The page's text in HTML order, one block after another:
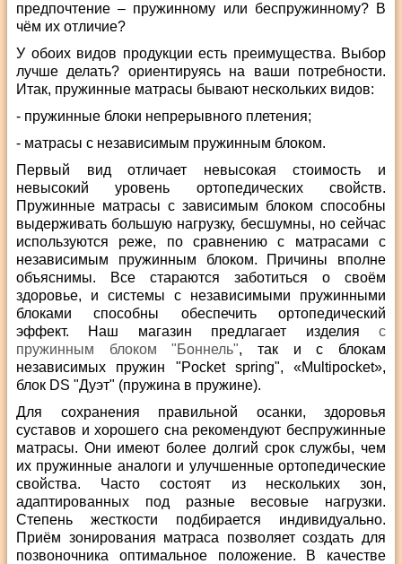
предпочтение – пружинному или беспружинному? В
чём их отличие?
У обоих видов продукции есть преимущества. Выбор
лучше делать? ориентируясь на ваши потребности.
Итак, пружинные матрасы бывают нескольких видов:
- пружинные блоки непрерывного плетения;
- матрасы с независимым пружинным блоком.
Первый вид отличает невысокая стоимость и
невысокий уровень ортопедических свойств.
Пружинные матрасы с зависимым блоком способны
выдерживать большую нагрузку, бесшумны, но сейчас
используются реже, по сравнению с матрасами с
независимым пружинным блоком. Причины вполне
объяснимы. Все стараются заботиться о своём
здоровье, и системы с независимыми пружинными
блоками способны обеспечить ортопедический
эффект. Наш магазин предлагает изделия с
пружинным блоком "Боннель", так и с блокам
независимых пружин "Pocket spring", «Multipocket»,
блок DS "Дуэт" (пружина в пружине).
Для сохранения правильной осанки, здоровья
суставов и хорошего сна рекомендуют беспружинные
матрасы. Они имеют более долгий срок службы, чем
их пружинные аналоги и улучшенные ортопедические
свойства. Часто состоят из нескольких зон,
адаптированных под разные весовые нагрузки.
Степень жесткости подбирается индивидуально.
Приём зонирования матраса позволяет создать для
позвоночника оптимальное положение. В качестве